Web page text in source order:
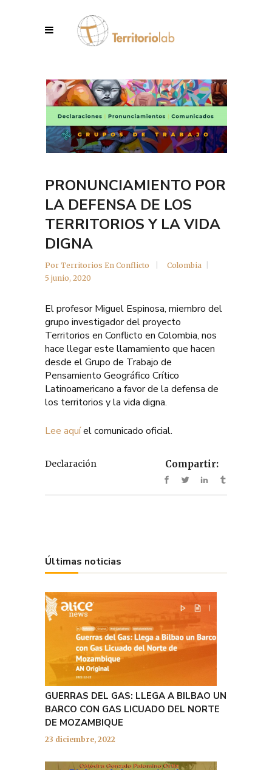
PRONUNCIAMIENTO POR
LA DEFENSA DE LOS
TERRITORIOS Y LA VIDA
DIGNA
Por Territorios En Conflicto
Colombia
5 junio, 2020
El profesor Miguel Espinosa, miembro del
grupo investigador del proyecto
Territorios en Conflicto en Colombia, nos
hace llegar este llamamiento que hacen
desde el Grupo de Trabajo de
Pensamiento Geográfico Crítico
Latinoamericano a favor de la defensa de
los territorios y la vida digna.
Lee aquíel comunicado oficial.
Declaración Compartir:
Últimas noticias
GUERRAS DEL GAS: LLEGA A BILBAO UN
BARCO CON GAS LICUADO DEL NORTE
DE MOZAMBIQUE
23 diciembre, 2022